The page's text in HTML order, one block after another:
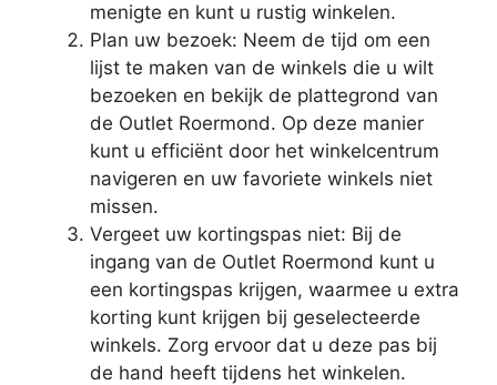
menigte en kunt u rustig winkelen.
Plan uw bezoek: Neem de tijd om een
lijst te maken van de winkels die u wilt
bezoeken en bekijk de plattegrond van
de Outlet Roermond. Op deze manier
kunt u efficiënt door het winkelcentrum
navigeren en uw favoriete winkels niet
missen.
Vergeet uw kortingspas niet: Bij de
ingang van de Outlet Roermond kunt u
een kortingspas krijgen, waarmee u extra
korting kunt krijgen bij geselecteerde
winkels. Zorg ervoor dat u deze pas bij
de hand heeft tijdens het winkelen.